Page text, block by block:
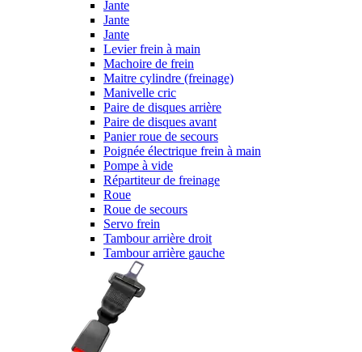
Jante
Jante
Jante
Levier frein à main
Machoire de frein
Maitre cylindre (freinage)
Manivelle cric
Paire de disques arrière
Paire de disques avant
Panier roue de secours
Poignée électrique frein à main
Pompe à vide
Répartiteur de freinage
Roue
Roue de secours
Servo frein
Tambour arrière droit
Tambour arrière gauche